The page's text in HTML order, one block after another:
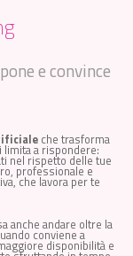
e convince
che trasforma
a rispondere:
nel rispetto delle tue
professionale e
che lavora per te
anche andare oltre la
conviene a
disponibilità e